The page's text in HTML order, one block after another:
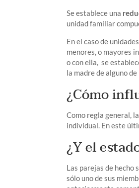
Se establece una
unidad familiar
En el caso de
menores, o mayores
o con ella, se
la madre de alguno
¿Cómo
Como regla general,
individual. En este
¿Y el
Las parejas de hecho
sólo uno de sus